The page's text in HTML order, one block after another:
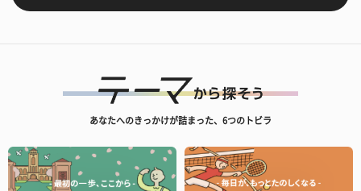
あなたへのきっかけが詰まった、6つのトビラ